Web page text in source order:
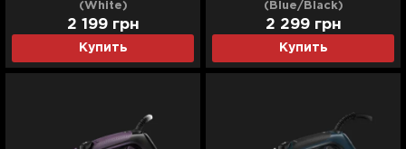
(White)
Купить
2 199 грн
(Blue/Black)
Купить
2 299 грн